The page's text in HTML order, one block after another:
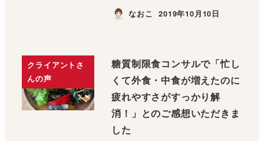
なおこ 2019年10月10日
クライアントさ
んの声
糖質制限食コンサルで「忙し
くて外食・中食が増えたのに
疲れやすさがすっかり解
消！」とのご感想いただきま
した